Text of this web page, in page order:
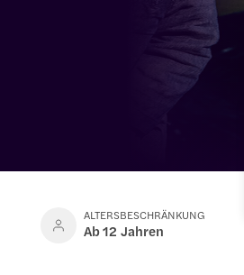
ALTERSBESCHRÄNKUNG
Ab 12 Jahren